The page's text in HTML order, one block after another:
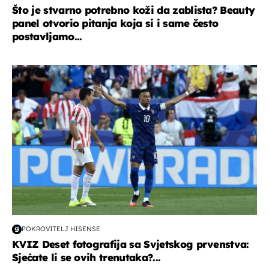
Što je stvarno potrebno koži da zablista? Beauty
panel otvorio pitanja koja si i same često
postavljamo...
svjetsko prvenstvo 2026
POKROVITELJ HISENSE
KVIZ Deset fotografija sa Svjetskog prvenstva:
Sjećate li se ovih trenutaka?...